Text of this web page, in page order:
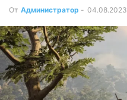
От Администратор - 04.08.2023